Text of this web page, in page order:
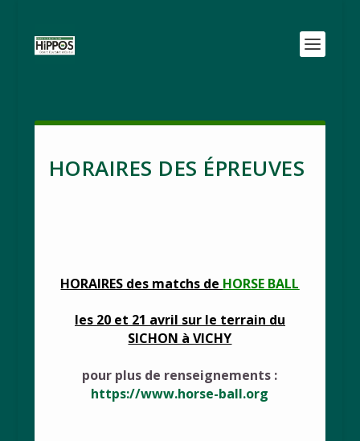
HORAIRES DES ÉPREUVES
HORAIRES des matchs de HORSE BALL
les 20 et 21 avril sur le terrain du
SICHON à VICHY
pour plus de renseignements :
https://www.horse-ball.org